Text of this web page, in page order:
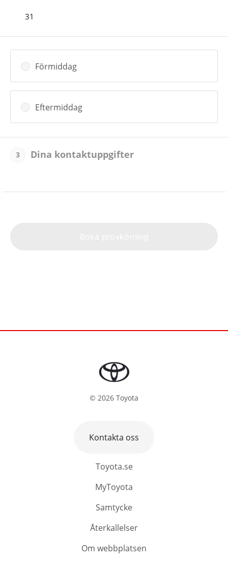
31
Förmiddag
Eftermiddag
3 Dina kontaktuppgifter
© 2026 Toyota
Toyota.se
MyToyota
Samtycke
Återkallelser
Om webbplatsen
Kontakta oss